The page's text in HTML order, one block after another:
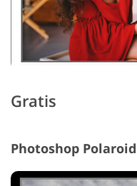
Gratis